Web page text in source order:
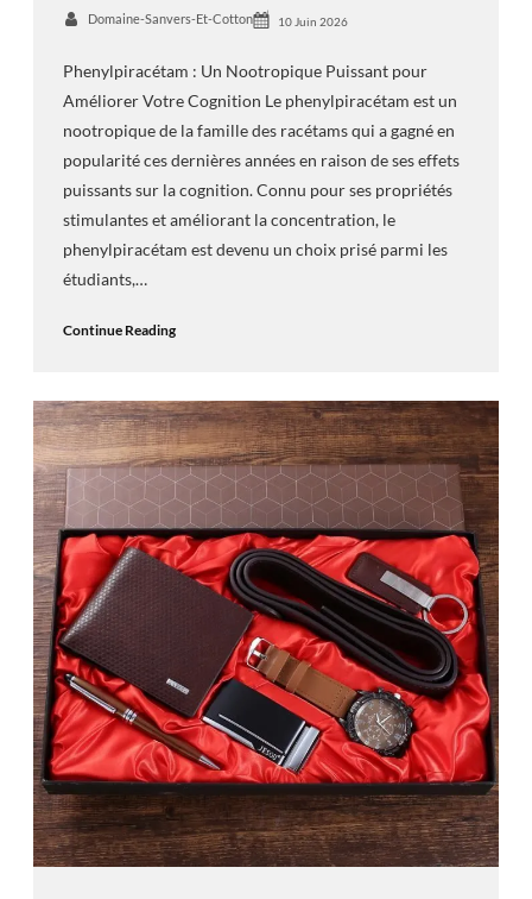
Domaine-Sanvers-Et-Cotton 10 Juin 2026
Phenylpiracétam : Un Nootropique Puissant pour
Améliorer Votre Cognition Le phenylpiracétam est un
nootropique de la famille des racétams qui a gagné en
popularité ces dernières années en raison de ses effets
puissants sur la cognition. Connu pour ses propriétés
stimulantes et améliorant la concentration, le
phenylpiracétam est devenu un choix prisé parmi les
étudiants,…
Continue Reading